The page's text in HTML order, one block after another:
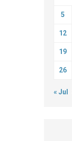
5
12
19
26
« Jul